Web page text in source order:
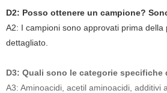
D2: Posso ottenere un campione?
A2: I campioni sono approvati prima
dettagliato.
D3: Quali sono le categorie
A3: Aminoacidi, acetil aminoacidi, additivi